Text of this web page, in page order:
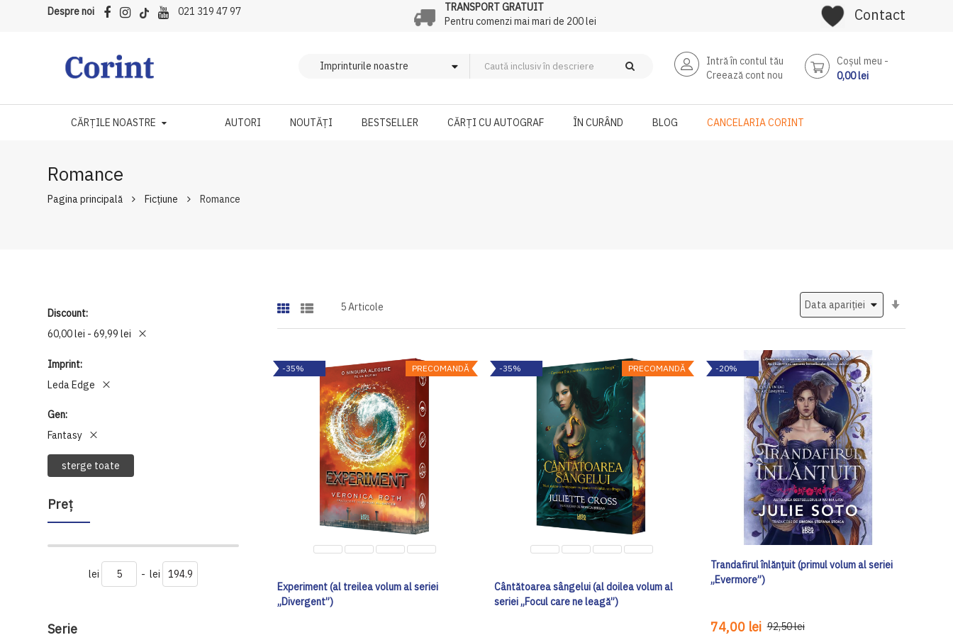
Despre noi 021 319 47 97
TRANSPORT GRATUIT
Pentru comenzi mai mari de 200 lei
Contact
Intră în contul tău
Creează cont nou
Coşul meu
0,00 lei
CĂRȚILE NOASTRE AUTORI NOUTĂȚI BESTSELLER CĂRȚI CU AUTOGRAF ÎN CURÂND BLOG CANCELARIA CORINT
Romance
Pagina principală Ficțiune Romance
Discount
60,00 lei - 69,99 lei
Imprint
Leda Edge
Gen
Fantasy
sterge toate
Preţ
lei - lei
Serie
5Articole
PRECOMANDĂ
-35%
Experiment (al treilea volum al seriei
„Divergent”)
PRECOMANDĂ
-35%
Cântătoarea sângelui (al doilea volum al
seriei „Focul care ne leagă”)
-20%
Trandafirul înlănțuit (primul volum al seriei
„Evermore”)
74,00 lei 92,50 lei